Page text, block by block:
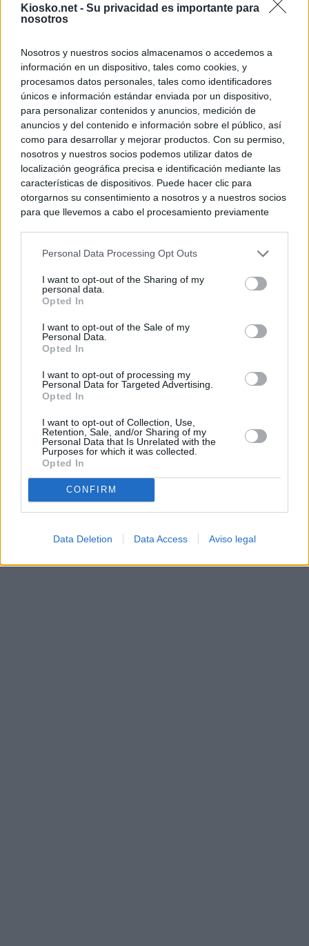
Kiosko.net - Su privacidad es importante para
nosotros
Nosotros y nuestros socios almacenamos o accedemos a
información en un dispositivo, tales como cookies, y
procesamos datos personales, tales como identificadores
únicos e información estándar enviada por un dispositivo,
para personalizar contenidos y anuncios, medición de
anuncios y del contenido e información sobre el público, así
como para desarrollar y mejorar productos. Con su permiso,
nosotros y nuestros socios podemos utilizar datos de
localización geográfica precisa e identificación mediante las
características de dispositivos. Puede hacer clic para
otorgarnos su consentimiento a nosotros y a nuestros socios
para que llevemos a cabo el procesamiento previamente
negar su consentimiento. Tenga en cuenta que algún
de su consentimiento, pero usted tiene el derecho de
rechazar tal procesamiento. Sus preferencias se aplicarán
cualquier momento entrando de nuevo en este sitio web o
visitando nuestra política de privacidad.
Personal Data Processing Opt Outs
I want to opt-out of the Sharing of my
personal data.
Opted In
I want to opt-out of the Sale of my
Personal Data.
Opted In
I want to opt-out of processing my
Personal Data for Targeted Advertising.
Opted In
I want to opt-out of Collection, Use,
Retention, Sale, and/or Sharing of my
Personal Data that Is Unrelated with the
Purposes for which it was collected.
Opted In
CONFIRM
Data Deletion Data Access Aviso legal